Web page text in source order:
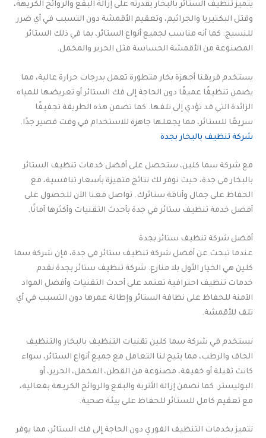
يتميز تنظيف الستائر بالبخار بقدرته على إزالة البقع والروائح الكريهة،
وقتل البكتيريا والجراثيم، وتعقيم الأقمشة دون التسبب في أي ضرر
للنسيج. كما أنه مناسب لجميع أنواع الستائر، بما في ذلك الستائر
المصنوعة من الأقمشة الحساسة مثل الحرير والمخمل.
يستخدم فريقنا أجهزة بخار متطورة تعمل بدرجات حرارة عالية، مما
يضمن تنظيفًا عميقًا دون الحاجة إلى فك الستائر أو تعريضها للمياه
الزائدة التي قد تؤدي إلى تلفها. كما تضمن هذه الطريقة تجفيفًا
سريعًا للستائر، مما يجعلها جاهزة للاستخدام في وقت قصير جدًا.
شركة تنظيف بالبخار بجدة
مع شركة سما كلين، ستحصل على أفضل خدمات تنظيف الستائر
بالبخار في جدة، حيث نوفر لك نتائج متميزة بأسعار تنافسية، مع
الحفاظ على جمال وأناقة ستائرك. تواصل معنا الآن للحصول على
أفضل خدمة تنظيف ستائر في جدة بأحدث التقنيات وأكثرها أمانًا.
أفضل شركة تنظيف ستائر بجدة
عندما تبحث عن أفضل شركة تنظيف ستائر في جدة، فإن شركة سما
كلين هي الخيار الأول بلا منازع. شركة تنظيف ستائر بجدة نقدم
خدمات تنظيف احترافية تعتمد على أحدث التقنيات وأفضل المواد
الآمنة للحفاظ على نظافة الستائر وإطالة عمرها دون التسبب في أي
تلف للأقمشة.
نستخدم في شركة سما كلين تقنيات التنظيف بالبخار والتنظيف
الجاف والرطب، مما يتيح لنا التعامل مع جميع أنواع الستائر، سواء
كانت ثقيلة أو خفيفة، مصنوعة من القطن، المخمل، الحرير، أو
البوليستر. كما نضمن إزالة الأتربة والبقع والروائح الكريهة بفعالية،
مع تعقيم كامل للستائر للحفاظ على بيئة صحية.
نتميز بخدمات التنظيف الفوري دون الحاجة إلى فك الستائر، مما يوفر